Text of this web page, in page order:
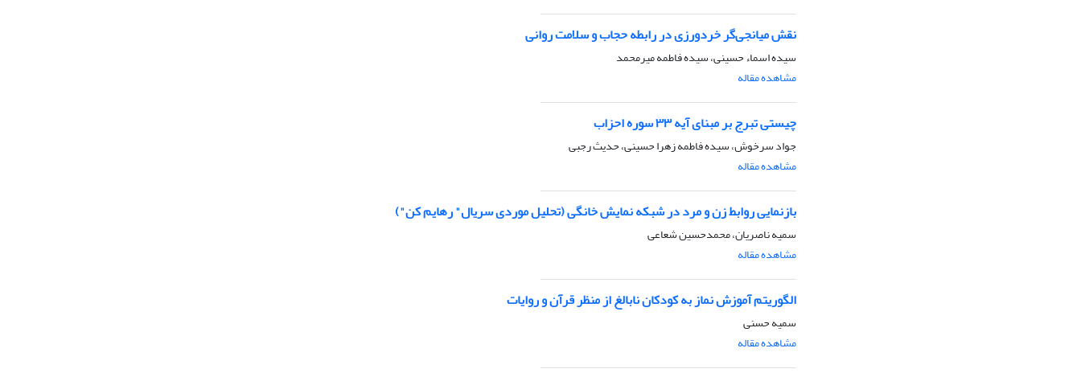
نقش میانجی‌گر خردورزی در رابطه حجاب و سلامت روانی
سیده اسماء حسینی، سیده فاطمه میرمحمد
مشاهده مقاله
چیستی تبرج بر مبنای آیه ۳۳ سوره احزاب
جواد سرخوش، سیده فاطمه زهرا حسینی، حدیث رجبی
مشاهده مقاله
بازنمایی روابط زن و مرد در شبکه نمایش خانگی (تحلیل موردی سریال" رهایم کن")
سمیه ناصریان، محمدحسین شعاعی
مشاهده مقاله
الگوریتم آموزش نماز به کودکان نابالغ از منظر قرآن و روایات
سمیه حسنی
مشاهده مقاله